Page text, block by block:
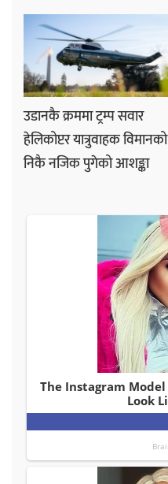
उडानकै क्रममा ट्रम्प सवार
हेलिकोप्टर यात्रुवाहक विमानको
निकै नजिक पुगेको आशङ्का